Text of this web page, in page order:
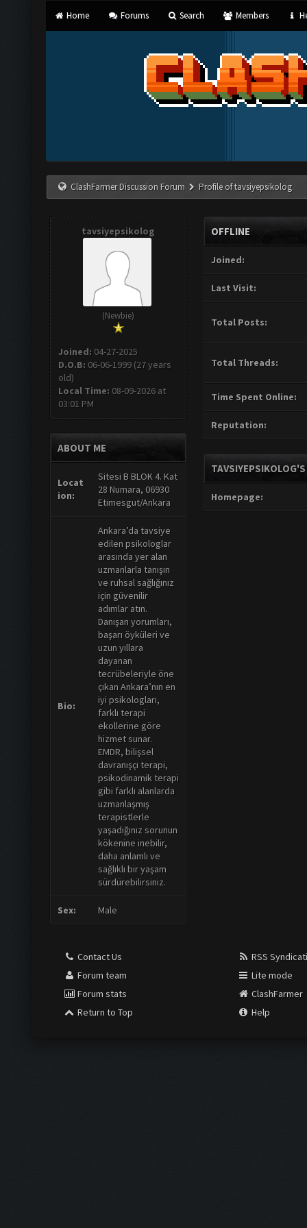
Home Forums Search Members
ClashFarmer Discussion Forum Profile of tavsiyepsikolog
tavsiyepsikolog
(Newbie)
Joined: 04-27-2025
D.O.B: 06-06-1999 (27 years
old)
Local Time: 08-09-2026 at
03:01 PM
ABOUT ME
Locat
ion:
Sitesi B BLOK 4. Kat
28 Numara, 06930
Etimesgut/Ankara
Bio:
Ankara’da tavsiye
edilen psikologlar
arasında yer alan
uzmanlarla tanışın
ve ruhsal sağlığınız
için güvenilir
adımlar atın.
Danışan yorumları,
başarı öyküleri ve
uzun yıllara
dayanan
tecrübeleriyle öne
çıkan Ankara’nın en
iyi psikologları,
farklı terapi
ekollerine göre
hizmet sunar.
EMDR, bilişsel
davranışçı terapi,
psikodinamik terapi
gibi farklı alanlarda
uzmanlaşmış
terapistlerle
yaşadığınız sorunun
kökenine inebilir,
daha anlamlı ve
sağlıklı bir yaşam
sürdürebilirsiniz.
Sex: Male
OFFLINE
Joined:
Last Visit:
Total Posts:
Total Threads:
Time Spent Online:
Reputation:
Homepage:
Contact Us
Forum team
Forum stats
Return to Top
RSS
Lite mode
ClashFarmer
Help